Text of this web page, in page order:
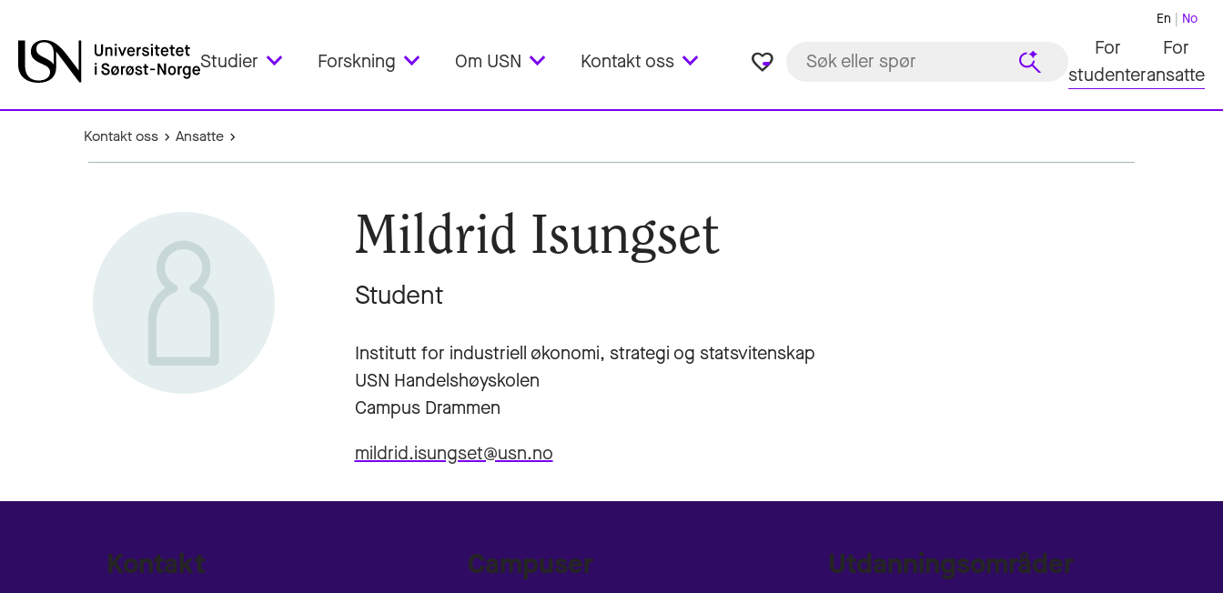
Studier Forskning Om USN Kontakt oss favorite_border
En No
For
studenter
For
ansatte
Kontakt oss Ansatte
Mildrid Isungset
Student
Institutt for industriell økonomi, strategi og statsvitenskap
USN Handelshøyskolen
Campus Drammen
mildrid.isungset@usn.no
Kontakt Campuser Utdanningsområder